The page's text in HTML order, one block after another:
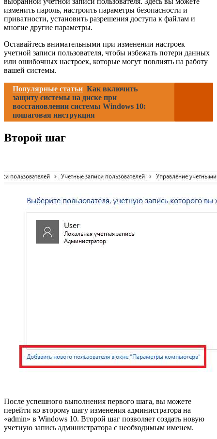
изменить пароль, настроить параметры безопасности и
приватности, установить разрешения доступа к файлам и
многие другие параметры.
Оставайтесь внимательными при изменении настроек
учетной записи пользователя, чтобы избежать потери данных
или ошибочных настроек, которые могут повлиять на работу
вашей системы.
Популярные статьи Как включить
защиту системы на диске при
восстановлении системы Windows 10:
пошаговая инструкция
Второй шаг
После успешного выполнения первого шага, вы можете
перейти ко второму шагу изменения администратора на
«admin» в Windows 10. Второй шаг позволяет создать новую
учетную запись администратора с необходимым именем.